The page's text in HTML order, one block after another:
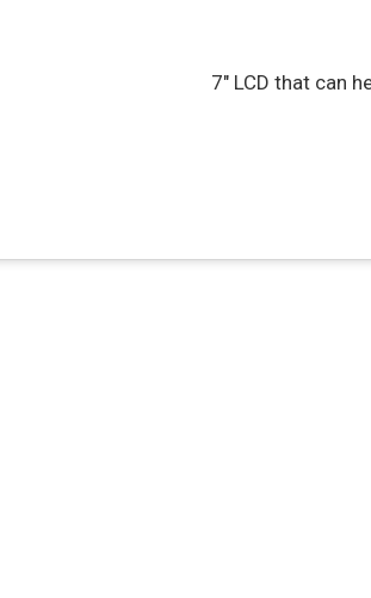
7" LCD that can